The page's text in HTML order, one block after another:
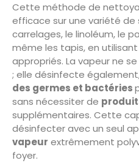
Cette méthode de
efficace sur une variété de
carrelages, le linoléum, le
même les tapis, en
appropriés. La vapeur ne
; elle désinfecte
des germes et bactéries
sans nécessiter de
supplémentaires. Cette
désinfecter avec un seul
vapeur extrêmement
foyer.